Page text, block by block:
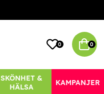
0 0
SKÖNHET &
HÄLSA
KAMPANJER